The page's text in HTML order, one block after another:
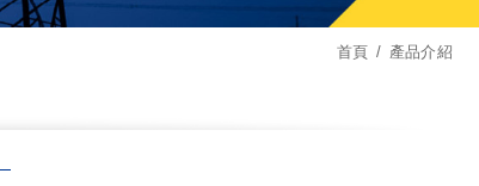
首頁 產品介紹